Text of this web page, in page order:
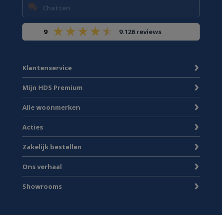
Chatten
9 9.126 reviews
Klantenservice
Mijn HDS Premium
Alle woonmerken
Acties
Zakelijk bestellen
Ons verhaal
Showrooms